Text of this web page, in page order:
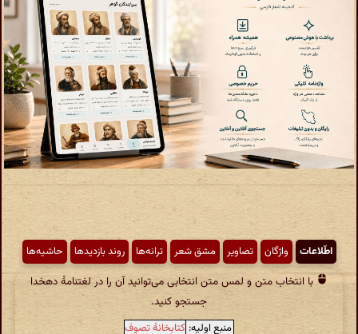
اطّلاعات واژگان تصاویر مشق شعر ترانه‌ها روند بازدیدها حاشیه‌ها
با انتخاب متن و لمس متن انتخابی می‌توانید آن را در لغتنامهٔ دهخدا
جستجو کنید.
منبع اولیه: کتابخانهٔ تصوف